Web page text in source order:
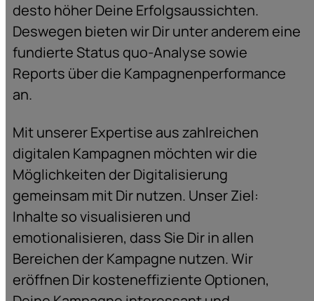
desto höher Deine Erfolgsaussichten.
Deswegen bieten wir Dir unter anderem eine
fundierte Status quo-Analyse sowie
Reports über die Kampagnenperformance
an.
Mit unserer Expertise aus zahlreichen
digitalen Kampagnen möchten wir die
Möglichkeiten der Digitalisierung
gemeinsam mit Dir nutzen. Unser Ziel:
Inhalte so visualisieren und
emotionalisieren, dass Sie Dir in allen
Bereichen der Kampagne nutzen. Wir
eröffnen Dir kosteneffiziente Optionen,